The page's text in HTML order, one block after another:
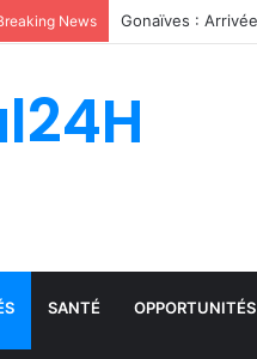
News
SANTÉ OPPORTUNITÉS